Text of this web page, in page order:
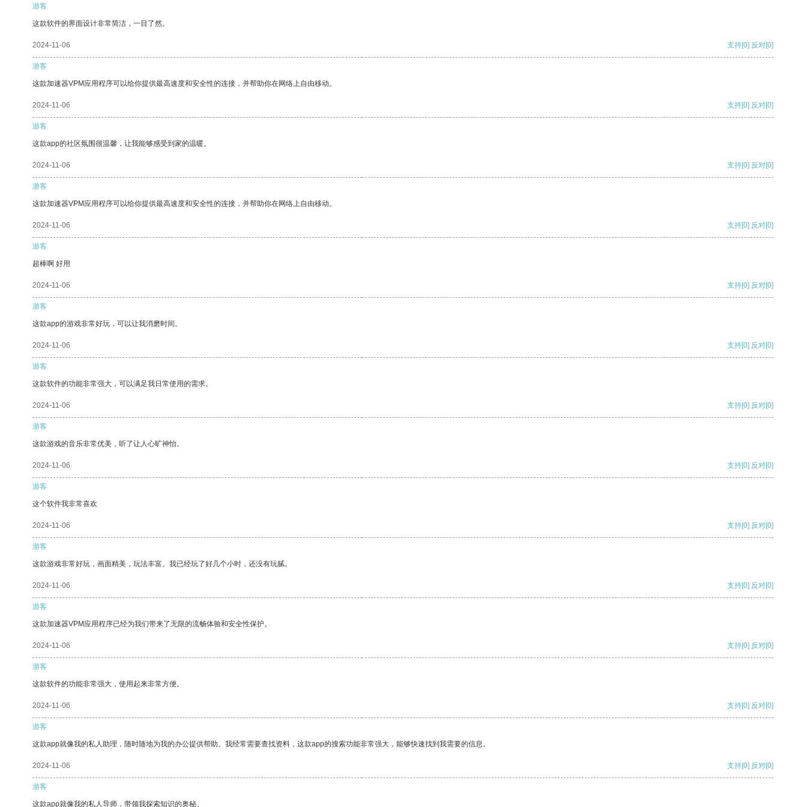
游客
这款软件的界面设计非常简洁，一目了然。
2024-11-06 支持[0] 反对[0]
游客
这款加速器VPM应用程序可以给你提供最高速度和安全性的连接，并帮助你在网络上自由移动。
2024-11-06 支持[0] 反对[0]
游客
这款app的社区氛围很温馨，让我能够感受到家的温暖。
2024-11-06 支持[0] 反对[0]
游客
这款加速器VPM应用程序可以给你提供最高速度和安全性的连接，并帮助你在网络上自由移动。
2024-11-06 支持[0] 反对[0]
游客
超棒啊 好用
2024-11-06 支持[0] 反对[0]
游客
这款app的游戏非常好玩，可以让我消磨时间。
2024-11-06 支持[0] 反对[0]
游客
这款软件的功能非常强大，可以满足我日常使用的需求。
2024-11-06 支持[0] 反对[0]
游客
这款游戏的音乐非常优美，听了让人心旷神怡。
2024-11-06 支持[0] 反对[0]
游客
这个软件我非常喜欢
2024-11-06 支持[0] 反对[0]
游客
这款游戏非常好玩，画面精美，玩法丰富。我已经玩了好几个小时，还没有玩腻。
2024-11-06 支持[0] 反对[0]
游客
这款加速器VPM应用程序已经为我们带来了无限的流畅体验和安全性保护。
2024-11-06 支持[0] 反对[0]
游客
这款软件的功能非常强大，使用起来非常方便。
2024-11-06 支持[0] 反对[0]
游客
这款app就像我的私人助理，随时随地为我的办公提供帮助。我经常需要查找资料，这款app的搜索功能非常强大，能够快速找到我需要的信息。
2024-11-06 支持[0] 反对[0]
游客
这款app就像我的私人导师，带领我探索知识的奥秘。